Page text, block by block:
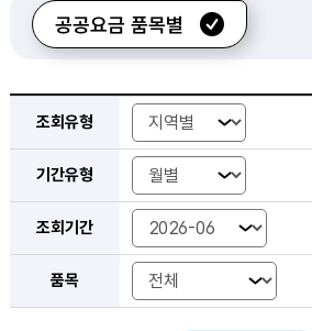
공공요금 품목별
조회유형
기간유형
조회기간
품목